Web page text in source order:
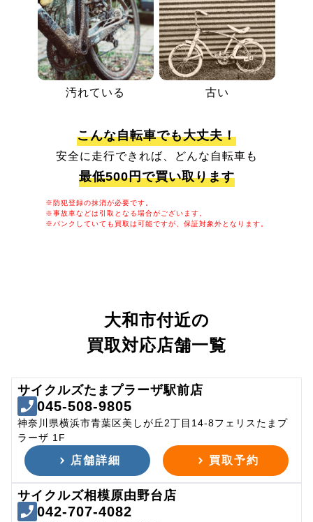
汚れている 古い
こんな自転車でも大丈夫！
安全に走行できれば、どんな自転車も
最低500円で買い取ります
※防犯登録の抹消が必要です。
※事故車などは引取となる場合がございます。
※パンクしていても買取は可能ですが、保証対象外となります。
大和市付近の
買取対応店舗一覧
サイクルズたまプラーザ駅前店
045-508-9805
神奈川県横浜市青葉区美しが丘2丁目14-8フェリスたまプ
ラーザ 1F
店舗詳細 買取予約
サイクルズ相模原由野台店
042-707-4082